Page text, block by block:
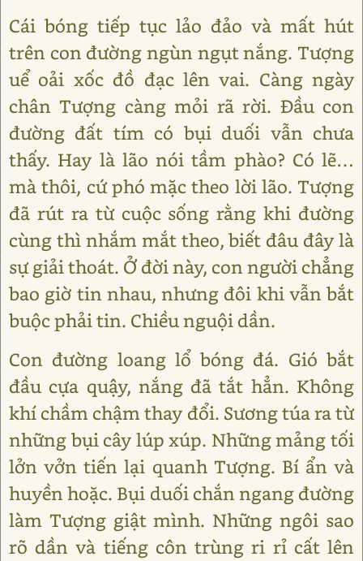
Cái bóng tiếp tục lảo đảo và mất hút
trên con đường ngùn ngụt nắng. Tượng
uể oải xốc đồ đạc lên vai. Càng ngày
chân Tượng càng mỏi rã rời. Đầu con
đường đất tím có bụi duối vẫn chưa
thấy. Hay là lão nói tầm phào? Có lẽ…
mà thôi, cứ phó mặc theo lời lão. Tượng
đã rút ra từ cuộc sống rằng khi đường
cùng thì nhắm mắt theo, biết đâu đây là
sự giải thoát. Ở đời này, con người chẳng
bao giờ tin nhau, nhưng đôi khi vẫn bắt
buộc phải tin. Chiều nguội dần.
Con đường loang lổ bóng đá. Gió bắt
đầu cựa quậy, nắng đã tắt hẳn. Không
khí chầm chậm thay đổi. Sương túa ra từ
những bụi cây lúp xúp. Những mảng tối
lởn vởn tiến lại quanh Tượng. Bí ẩn và
huyền hoặc. Bụi duối chắn ngang đường
làm Tượng giật mình. Những ngôi sao
rõ dần và tiếng côn trùng ri rỉ cất lên